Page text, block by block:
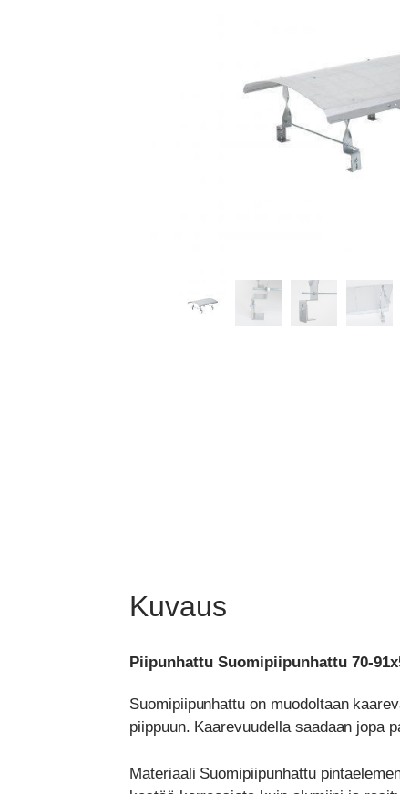
Kuvaus
Piipunhattu Suomipiipunhattu 70-
Suomipiipunhattu on muodoltaan
piippuun. Kaarevuudella saadaan jopa
Materiaali Suomipiipunhattu